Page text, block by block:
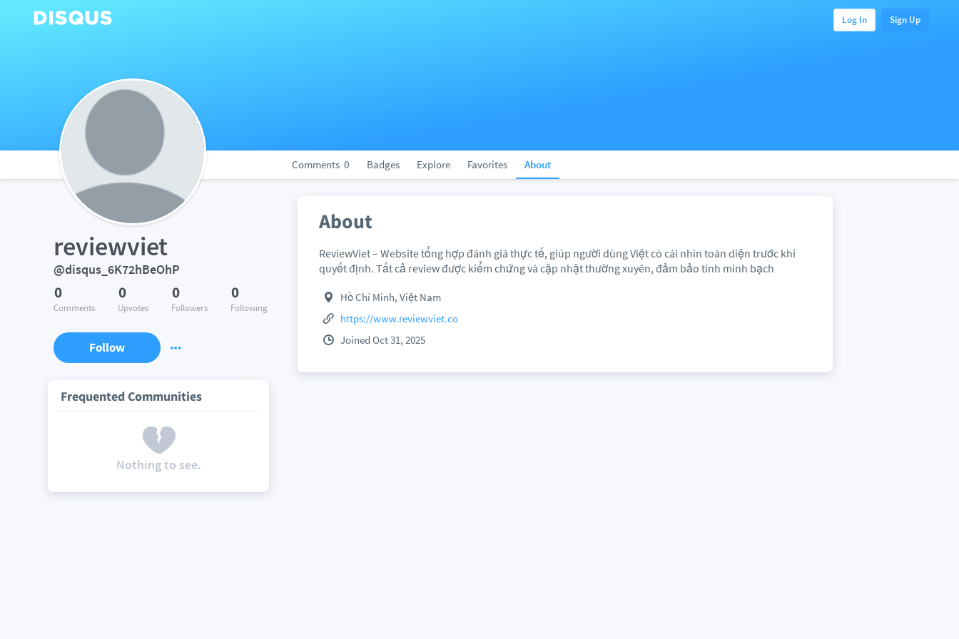
Log In Sign Up
Comments 0 Badges Explore Favorites About
reviewviet
@disqus_6K72hBeOhP
0
Comments
0
Upvotes
0
Followers
0
Following
Follow
Frequented Communities
Nothing to see.
About
ReviewViet – Website tổng hợp đánh giá thực tế, giúp người dùng Việt có cái nhìn toàn diện trước khi
quyết định. Tất cả review được kiểm chứng và cập nhật thường xuyên, đảm bảo tính minh bạch
Hồ Chí Minh, Việt Nam
https://www.reviewviet.co
Joined Oct 31, 2025